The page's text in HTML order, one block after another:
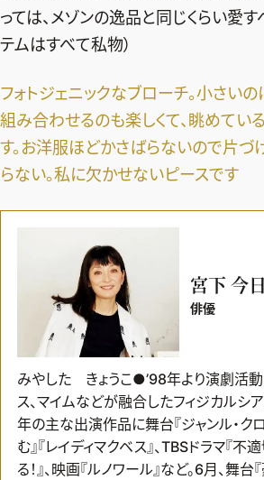
っては、メゾンの逸品と同じくらい愛す
テムはすべて私物）
フォトジェニックなブローチ。小さいの
組み合わせるのも楽しくて、眺めてい
す。お洋服ほどかさばらないので片づ
らない。私に欠かせないピースです
宮下 今
俳優
みやした きょうこ●’98年より演劇活動
ス、マイムなどが融合したフィジカルシ
年の主な出演作品に舞台『ジャンル・ク
む』『レイディマクベス』、TBSドラマ『
る！』、映画『ルノワール』など。6月、舞